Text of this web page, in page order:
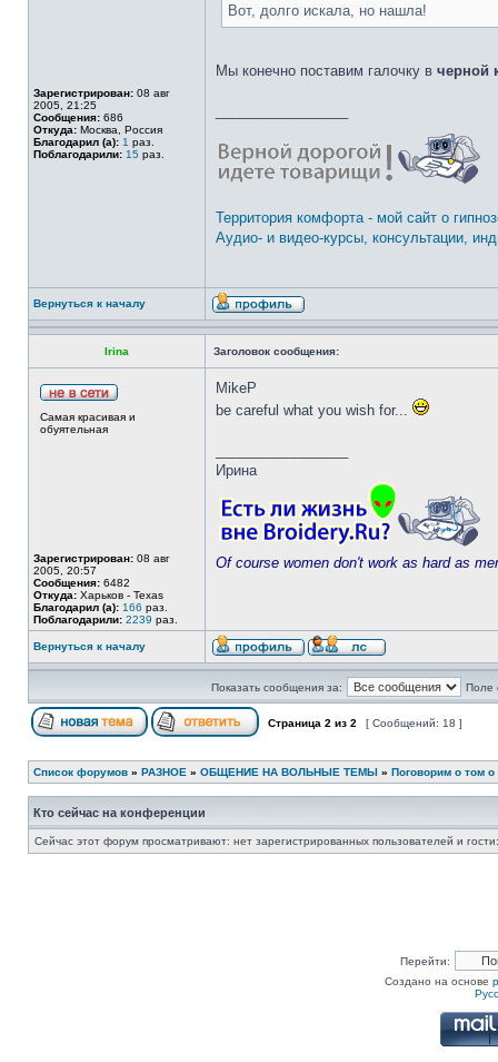
Зарегистрирован: 08 авг
2005, 21:25
Сообщения: 686
Откуда: Москва, Россия
Благодарил (а): 1 раз.
Поблагодарили: 15 раз.
Вот, долго искала, но нашла!
Мы конечно поставим галочку в черной
Территория комфорта - мой сайт о
Аудио- и видео-курсы, консультации,
Вернуться к началу
Irina Заголовок сообщения:
Самая красивая и
обуятельная
Зарегистрирован: 08 авг
2005, 20:57
Сообщения: 6482
Откуда: Харьков - Texas
Благодарил (а): 166 раз.
Поблагодарили: 2239 раз.
MikeP
be careful what you wish for...
Ирина
Of course women don't work as hard as
Вернуться к началу
Показать сообщения за: Поле
Страница 2 из 2 [ Сообщений: 18 ]
Список форумов » РАЗНОЕ » ОБЩЕНИЕ НА ВОЛЬНЫЕ ТЕМЫ » Поговорим о том о
Кто сейчас на конференции
Сейчас этот форум просматривают: нет зарегистрированных пользователей и
Перейти:
Создано на основе